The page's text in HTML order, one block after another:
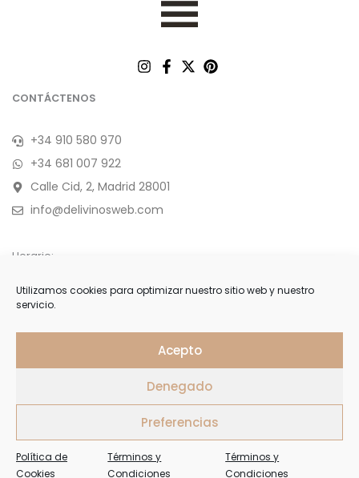
Utilizamos cookies para optimizar nuestro sitio web y nuestro
servicio.
Acepto
Denegado
Preferencias
Política de
Cookies
Términos y
Condiciones
Términos y
Condiciones
CONTÁCTENOS
+34 910 580 970
+34 681 007 922
Calle Cid, 2, Madrid 28001
info@delivinosweb.com
Horario:
De Lunes a Sábado 10:00 a 22:00 h.
Domingo y feriados de 11:00 a 18:00 h.
Forme parte de nuestra selecta lista de clientes y reciba